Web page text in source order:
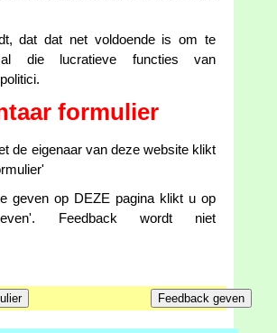
dat dat net voldoende is om te
die lucratieve functies van
formulier
de eigenaar van deze website klikt
geven op DEZE pagina klikt u op
Feedback wordt niet